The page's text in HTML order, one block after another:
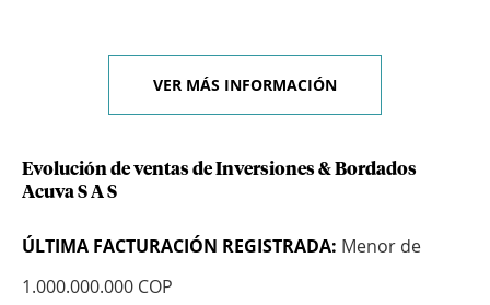
VER MÁS INFORMACIÓN
Evolución de ventas de Inversiones & Bordados
Acuva S A S
ÚLTIMA FACTURACIÓN REGISTRADA: Menor de
1.000.000.000 COP